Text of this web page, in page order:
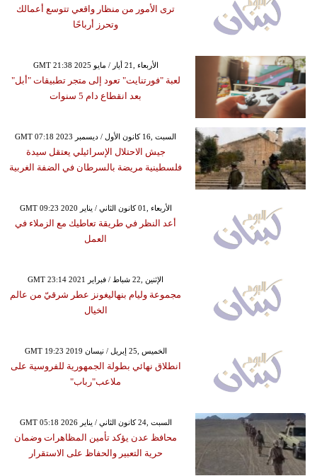
ترى الأمور من منظار واقعي تتوسع أعمالك
وتحرز أرباحًا
GMT 21:38 2025 الأربعاء ,21 أيار / مايو
لعبة "فورتنايت" تعود إلى متجر تطبيقات "أبل"
بعد انقطاع دام 5 سنوات
GMT 07:18 2023 السبت ,16 كانون الأول / ديسمبر
جيش الاحتلال الإسرائيلي يعتقل سيدة
فلسطينية مريضة بالسرطان في الضفة الغربية
GMT 09:23 2020 الأربعاء ,01 كانون الثاني / يناير
أعد النظر في طريقة تعاطيك مع الزملاء في
العمل
GMT 23:14 2021 الإثنين ,22 شباط / فبراير
مجموعة وليام بنهاليغونز عطر شرقيّ من عالم
الخيال
GMT 19:23 2019 الخميس ,25 إبريل / نيسان
انطلاق نهائي بطولة الجمهورية للفروسية على
ملاعب"رباب"
GMT 05:18 2026 السبت ,24 كانون الثاني / يناير
محافظ عدن يؤكد تأمين المظاهرات وضمان
حرية التعبير والحفاظ على الاستقرار